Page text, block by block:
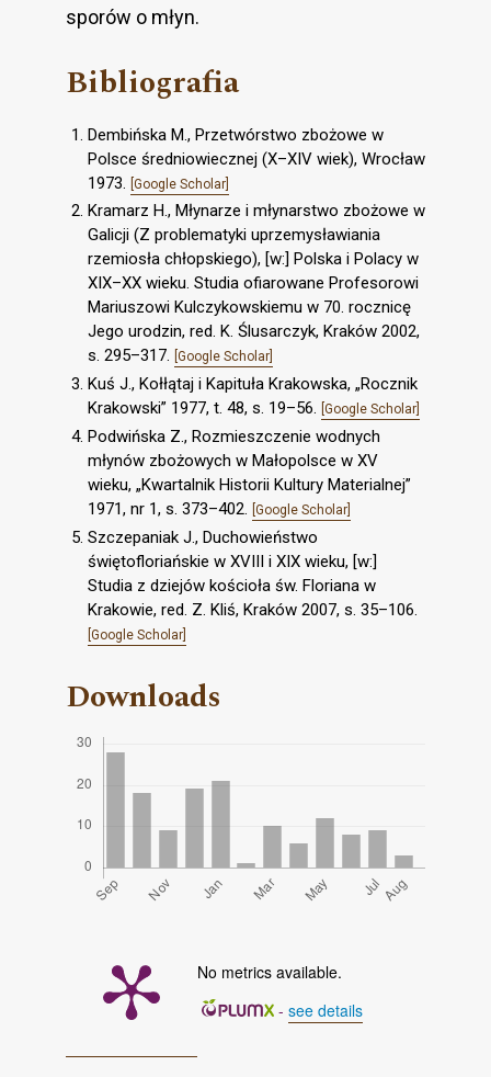
sporów o młyn.
Bibliografia
Dembińska M., Przetwórstwo zbożowe w
Polsce średniowiecznej (X–XIV wiek), Wrocław
1973.
[Google Scholar]
Kramarz H., Młynarze i młynarstwo zbożowe w
Galicji (Z problematyki uprzemysławiania
rzemiosła chłopskiego), [w:] Polska i Polacy w
XIX–XX wieku. Studia ofiarowane Profesorowi
Mariuszowi Kulczykowskiemu w 70. rocznicę
Jego urodzin, red. K. Ślusarczyk, Kraków 2002,
s. 295–317. [Google Scholar]
Kuś J., Kołłątaj i Kapituła Krakowska, „Rocznik
Krakowski” 1977, t. 48, s. 19–56. [Google Scholar]
Podwińska Z., Rozmieszczenie wodnych
młynów zbożowych w Małopolsce w XV
wieku, „Kwartalnik Historii Kultury Materialnej”
1971, nr 1, s. 373–402. [Google Scholar]
Szczepaniak J., Duchowieństwo
świętofloriańskie w XVIII i XIX wieku, [w:]
Studia z dziejów kościoła św. Floriana w
Krakowie, red. Z. Kliś, Kraków 2007, s. 35–106.
[Google Scholar]
Downloads
No metrics available.
- see details